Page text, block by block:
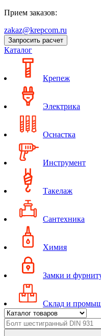
Прием заказов:
zakaz@krepcom.ru
Запросить расчет
Каталог
Крепеж
Электрика
Оснастка
Инструмент
Такелаж
Сантехника
Химия
Замки и
Склад и